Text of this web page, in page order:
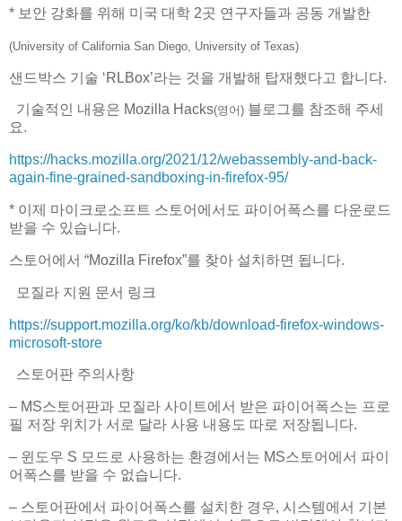
* 보안 강화를 위해 미국 대학 2곳 연구자들과 공동 개발한
(University of California San Diego, University of Texas)
샌드박스 기술 ‘RLBox’라는 것을 개발해 탑재했다고 합니다.
기술적인 내용은 Mozilla Hacks(영어) 블로그를 참조해 주세
요.
https://hacks.mozilla.org/2021/12/webassembly-and-back-
again-fine-grained-sandboxing-in-firefox-95/
* 이제 마이크로소프트 스토어에서도 파이어폭스를 다운로드
받을 수 있습니다.
스토어에서 “Mozilla Firefox”를 찾아 설치하면 됩니다.
모질라 지원 문서 링크
https://support.mozilla.org/ko/kb/download-firefox-windows-
microsoft-store
스토어판 주의사항
– MS스토어판과 모질라 사이트에서 받은 파이어폭스는 프로
필 저장 위치가 서로 달라 사용 내용도 따로 저장됩니다.
– 윈도우 S 모드로 사용하는 환경에서는 MS스토어에서 파이
어폭스를 받을 수 없습니다.
– 스토어판에서 파이어폭스를 설치한 경우, 시스템에서 기본